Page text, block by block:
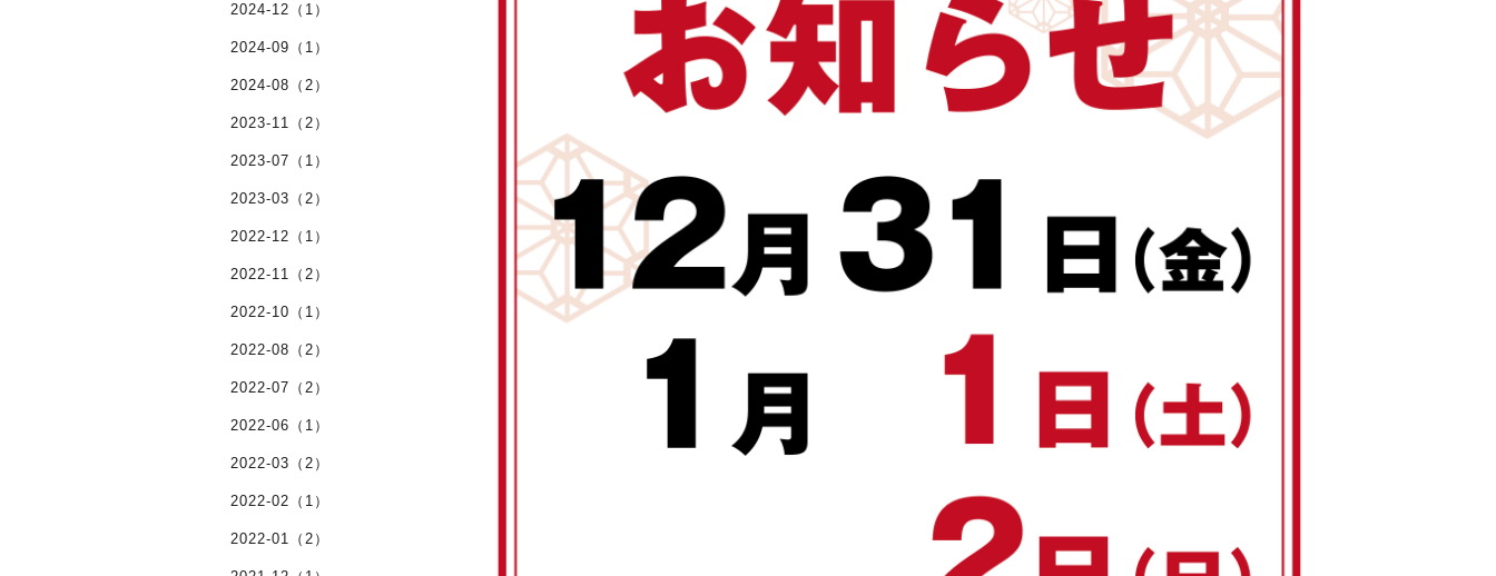
2024-12（1）
2024-09（1）
2024-08（2）
2023-11（2）
2023-07（1）
2023-03（2）
2022-12（1）
2022-11（2）
2022-10（1）
2022-08（2）
2022-07（2）
2022-06（1）
2022-03（2）
2022-02（1）
2022-01（2）